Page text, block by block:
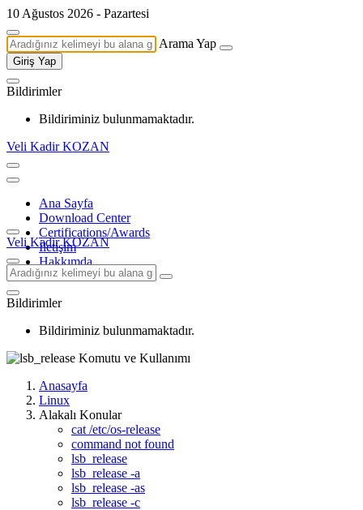
10 Ağustos 2026 - Pazartesi
Arama Yap
Giriş Yap
Bildirimler
Bildiriminiz bulunmamaktadır.
Veli Kadir KOZAN
Ana Sayfa
Download Center
Certifications/Awards
İletişim
Hakkımda
Veli Kadir KOZAN
Bildirimler
Bildiriminiz bulunmamaktadır.
Anasayfa
Linux
Alakalı Konular
cat /etc/os-release
command not found
lsb_release
lsb_release -a
lsb_release -as
lsb_release -c